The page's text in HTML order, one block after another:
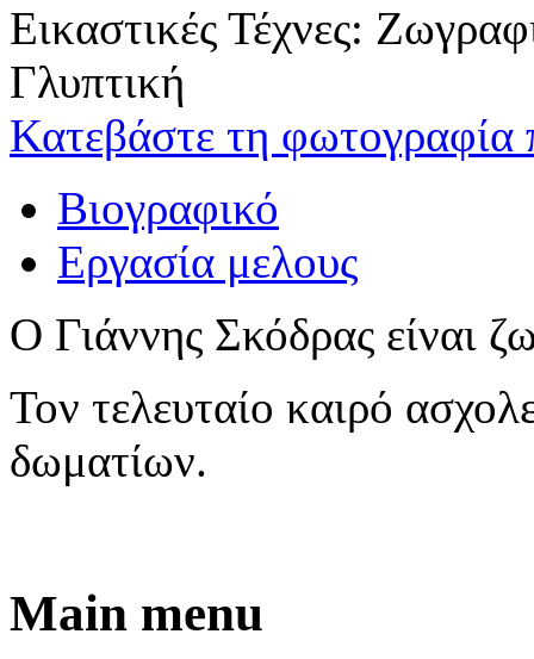
Εικαστικές Τέχνες:
Γλυπτική
Κατεβάστε τη φωτογραφία
Βιογραφικό
Εργασία μελους
Ο Γιάννης Σκόδρας είναι
Τον τελευταίο καιρό
δωματίων.
Main menu